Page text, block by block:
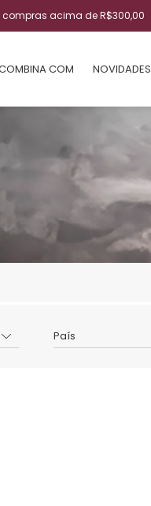
compras acima de R$300,00
COM NOVIDADES
País